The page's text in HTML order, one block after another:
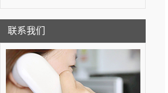
联系我们